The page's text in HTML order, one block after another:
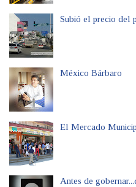
Subió el precio del
México Bárbaro
El Mercado
Antes de